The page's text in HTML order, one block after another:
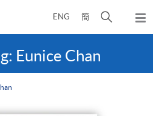
ENG 簡
開
彈
出
單
Eunice Chan